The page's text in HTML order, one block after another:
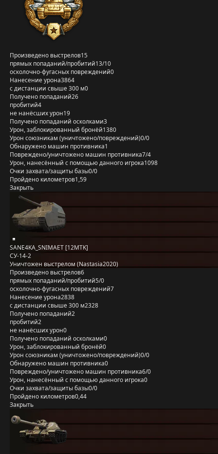
Произведено выстрелов15
прямых попаданий/пробитий13/10
осколочно-фугасных повреждений0
Нанесение урона3864
с дистанции свыше 300 м0
Получено попаданий26
пробитий4
не нанёсших урон19
Получено попаданий осколками3
Урон, заблокированный бронёй1380
Урон союзникам (уничтожено/повреждений)0/0
Обнаружено машин противника1
Повреждено/уничтожено машин противника7/4
Урон, нанесённый с помощью данного игрока1098
Очки захвата/защиты базы0/0
Пройдено километров1,59
Закрыть
SANE4KA_SNIMAET [12MTK]
СУ-14-2
Уничтожен выстрелом (Nastasia2020)
Произведено выстрелов6
прямых попаданий/пробитий5/0
осколочно-фугасных повреждений7
Нанесение урона2838
с дистанции свыше 300 м2328
Получено попаданий2
пробитий2
не нанёсших урон0
Получено попаданий осколками0
Урон, заблокированный бронёй0
Урон союзникам (уничтожено/повреждений)0/0
Обнаружено машин противника0
Повреждено/уничтожено машин противника6/0
Урон, нанесённый с помощью данного игрока0
Очки захвата/защиты базы0/0
Пройдено километров0,44
Закрыть